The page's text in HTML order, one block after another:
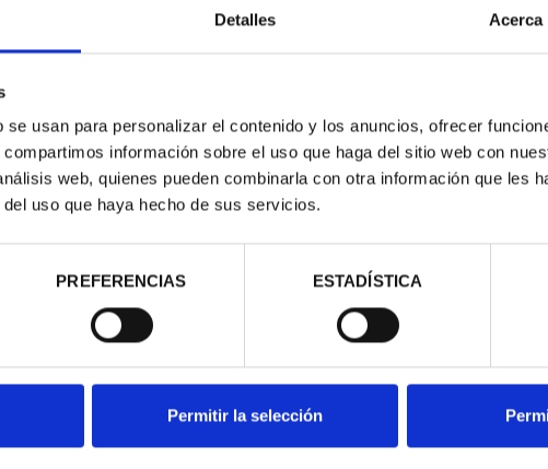
Detalles Acerca
usan para personalizar el contenido y los anuncios, ofrecer
información sobre el uso que haga del sitio web con
web, quienes pueden combinarla con otra información que les
uso que haya hecho de sus servicios.
PREFERENCIAS ESTADÍSTICA
Permitir la selección
DE
COLE...
€
SUSCRIPCIÓN CIUDADES
PATRIMONIO DE LA HU...
1.095,00 €
Sólo para usuarios registrados